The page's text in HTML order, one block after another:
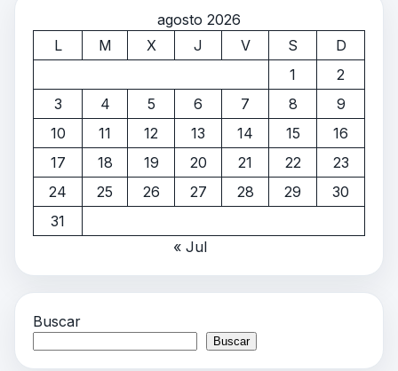
agosto 2026
L
M X J V S
D
1
2
3
4 5 6 7 8
9
10
11 12 13 14 15
16
17
18 19 20 21 22
23
24
25 26 27 28 29
30
31
« Jul
Buscar
Buscar